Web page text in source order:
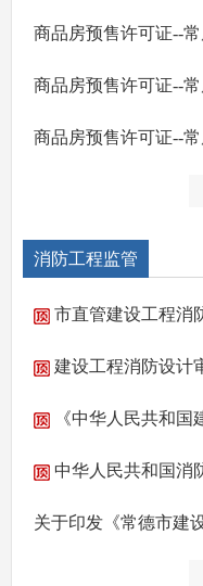
消防工程监管
市直管建设工程消
建设工程消防设计审查验收管理暂行规定中
《中华人民共和国建筑法》 中
中华人民共和国消